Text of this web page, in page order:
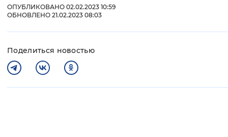
ОПУБЛИКОВАНО 02.02.2023 10:59
ОБНОВЛЕНО 21.02.2023 08:03
Поделиться новостью